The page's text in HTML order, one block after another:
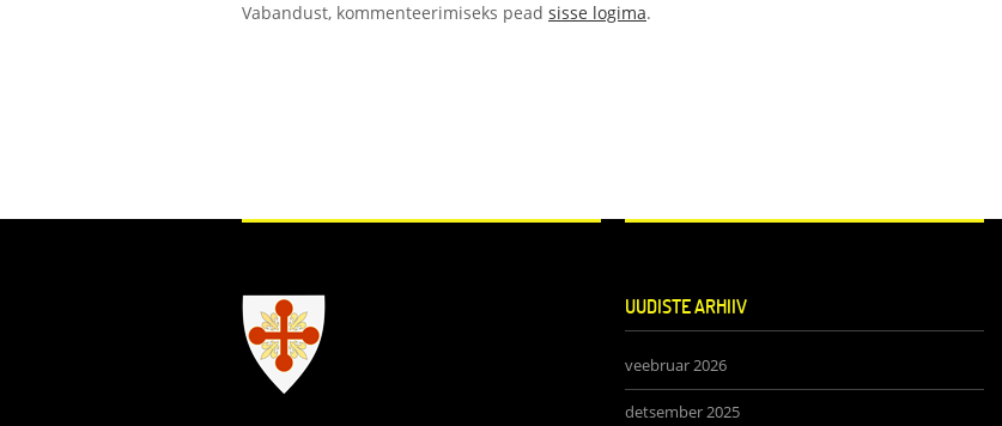
Vabandust, kommenteerimiseks pead sisse logima.
UUDISTE ARHIIV
veebruar 2026
detsember 2025